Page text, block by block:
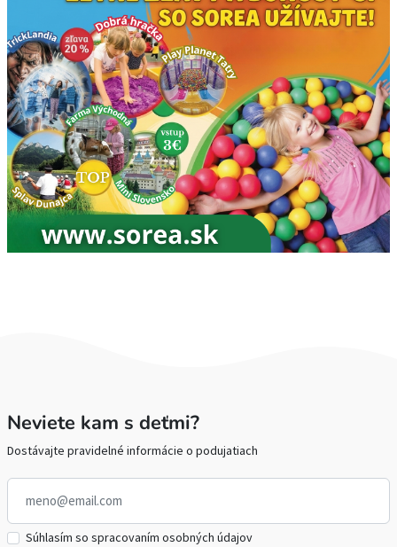
Neviete kam s deťmi?
Dostávajte pravidelné informácie o podujatiach
Súhlasím so spracovaním osobných údajov